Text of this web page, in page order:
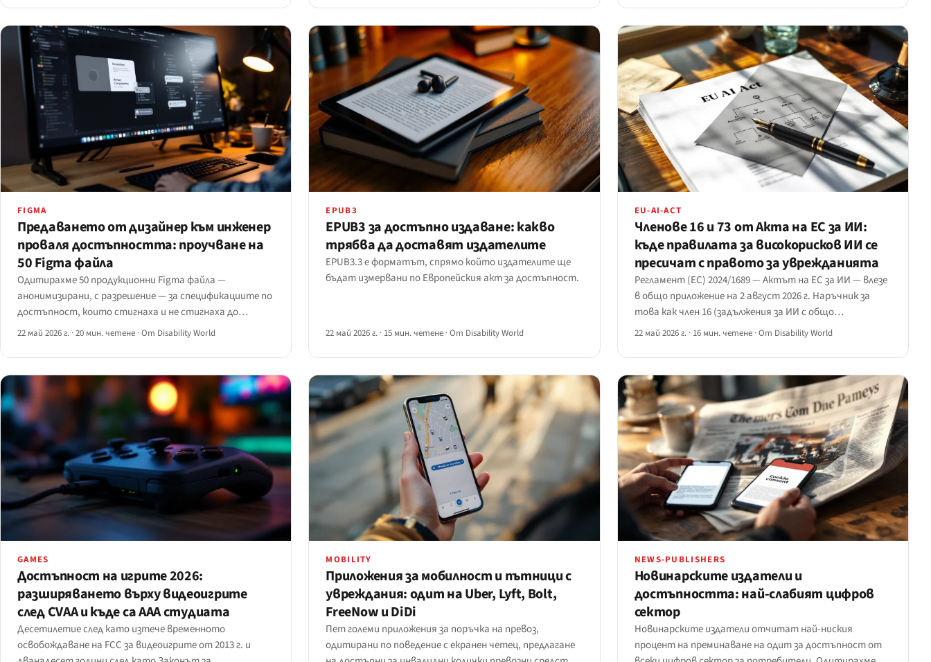
FIGMA
Предаването от дизайнер към инженер
проваля достъпността: проучване на
50 Figma файла
Одитирахме 50 продукционни Figma файла —
анонимизирани, с разрешение — за спецификациите по
достъпност, които стигнаха и не стигнаха до
предаването.
22 май 2026 г. ·20 мин. четене ·От Disability World
EPUB3
EPUB3 за достъпно издаване: какво
трябва да доставят издателите
EPUB3.3 е форматът, спрямо който издателите ще
бъдат измервани по Европейския акт за достъпност.
22 май 2026 г. · 15 мин. четене ·От Disability World
EU-AI-ACT
Членове 16 и 73 от Акта на ЕС за ИИ:
къде правилата за високорисков ИИ се
пресичат с правото за уврежданията
Регламент (ЕС) 2024/1689 — Актът на ЕС за ИИ — влезе
в общо приложение на 2 август 2026 г. Наръчник за
това как член 16 (задължения за ИИ с общо
предназначение) и член 73 (изисквания за високорисков
заетостта, образованието и основните услуги.
22 май 2026 г. · 16 мин. четене ·От Disability World
GAMES
Достъпност на игрите 2026:
разширяването върху видеоигрите
след CVAA и къде са AAA студиата
Десетилетие след като изтече временното
освобождаване на FCC за видеоигрите от 2013 г. и
MOBILITY
Приложения за мобилност и пътници с
увреждания: одит на Uber, Lyft, Bolt,
FreeNow и DiDi
Пет големи приложения за поръчка на превоз,
одитирани по поведение с екранен четец, предлагане
NEWS-PUBLISHERS
Новинарските издатели и
достъпността: най-слабият цифров
сектор
Новинарските издатели отчитат най-ниския
процент на преминаване на одит за достъпност от